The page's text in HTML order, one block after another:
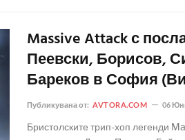
Massive Attack с
Пеевски, Борисов,
Бареков в София
Публикувана от: AVTORA.COM 06
Бристолските трип-хоп легенди